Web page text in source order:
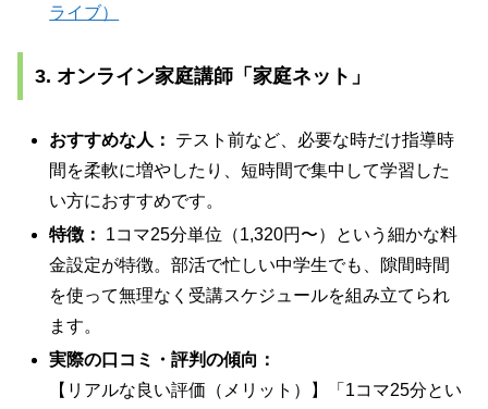
ライブ）
3. オンライン家庭講師「家庭ネット」
おすすめな人：
テスト前など、必要な時だけ指導時
間を柔軟に増やしたり、短時間で集中して学習した
い方におすすめです。
特徴：
1コマ25分単位（1,320円〜）という細かな料
金設定が特徴。部活で忙しい中学生でも、隙間時間
を使って無理なく受講スケジュールを組み立てられ
ます。
実際の口コミ・評判の傾向：
【リアルな良い評価（メリット）】「1コマ25分とい